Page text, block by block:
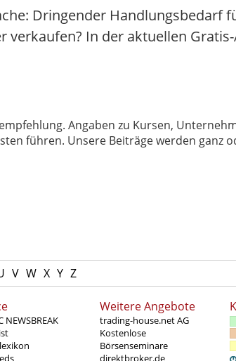
Dringender Handlungsbedarf
In der aktuellen
Angaben zu Kursen,
führen. Unsere Beiträge werden ganz
V W X Y Z
NEWSBREAK
Weitere Angebote
trading-house.net AG
Kostenlose
Börsenseminare